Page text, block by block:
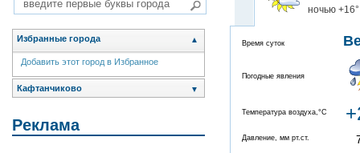
Избранные города ▲
Добавить этот город в Избранное
Кафтанчиково ▼
Реклама
ночью +16°
Время суток
Погодные явления
Температура воздуха,°C
Давление, мм рт.ст.